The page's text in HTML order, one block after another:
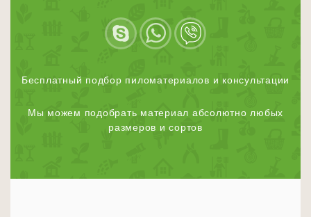
Бесплатный подбор пиломатериалов и консультации
Мы можем подобрать материал абсолютно любых
размеров и сортов